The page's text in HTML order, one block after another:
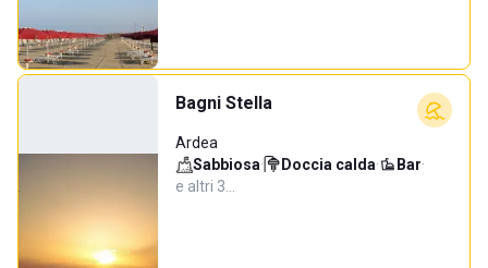
Bagni Stella
Ardea
Sabbiosa· Doccia calda· Bar·
e altri 3…